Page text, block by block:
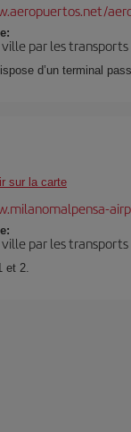
par les
d’un terminal
sur la carte
par les
et 2.